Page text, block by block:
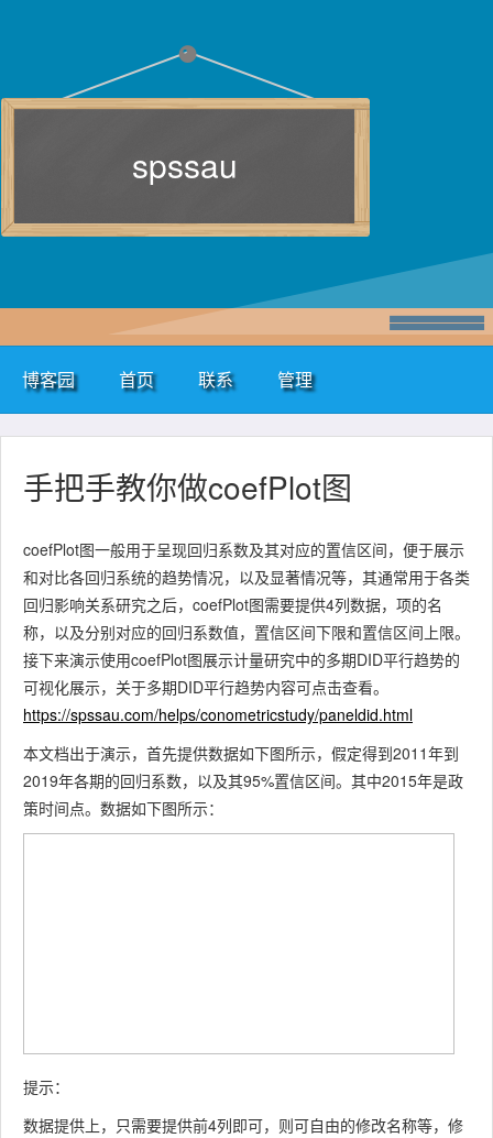
spssau
博客园 首页 联系 管理
手把手教你做coefPlot图
coefPlot图一般用于呈现回归系数及其对应的置信区间，便于展示
和对比各回归系统的趋势情况，以及显著情况等，其通常用于各类
回归影响关系研究之后，coefPlot图需要提供4列数据，项的名
称，以及分别对应的回归系数值，置信区间下限和置信区间上限。
接下来演示使用coefPlot图展示计量研究中的多期DID平行趋势的
可视化展示，关于多期DID平行趋势内容可点击查看。
https://spssau.com/helps/conometricstudy/paneldid.html
本文档出于演示，首先提供数据如下图所示，假定得到2011年到
2019年各期的回归系数，以及其95%置信区间。其中2015年是政
策时间点。数据如下图所示：
提示：
数据提供上，只需要提供前4列即可，则可自由的修改名称等，修